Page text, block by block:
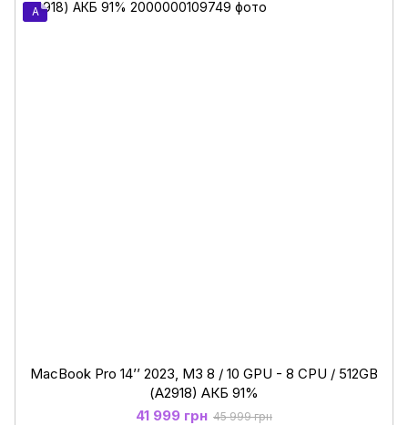
A
MacBook Pro 14’’ 2023, M3 8 / 10 GPU - 8 CPU / 512GB
(А2918) АКБ 91%
41 999 грн 45 999 грн